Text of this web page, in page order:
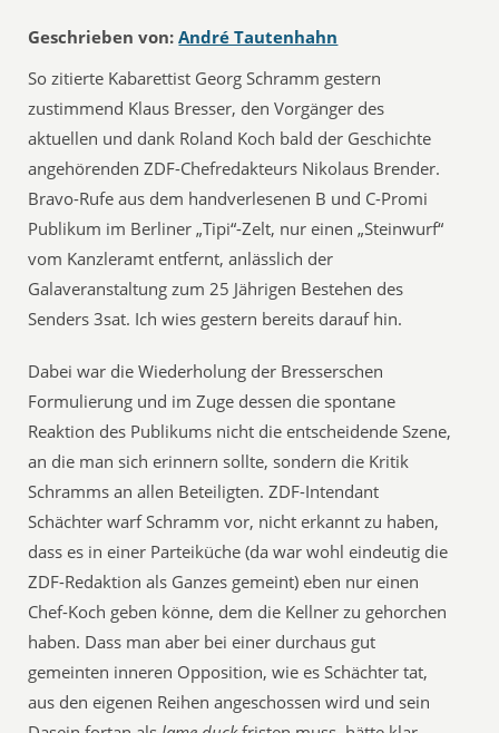
Geschrieben von: André Tautenhahn
So zitierte Kabarettist Georg Schramm gestern
zustimmend Klaus Bresser, den Vorgänger des
aktuellen und dank Roland Koch bald der Geschichte
angehörenden ZDF-Chefredakteurs Nikolaus Brender.
Bravo-Rufe aus dem handverlesenen B und C-Promi
Publikum im Berliner „Tipi“-Zelt, nur einen „Steinwurf“
vom Kanzleramt entfernt, anlässlich der
Galaveranstaltung zum 25 Jährigen Bestehen des
Senders 3sat. Ich wies gestern bereits darauf hin.
Dabei war die Wiederholung der Bresserschen
Formulierung und im Zuge dessen die spontane
Reaktion des Publikums nicht die entscheidende Szene,
an die man sich erinnern sollte, sondern die Kritik
Schramms an allen Beteiligten. ZDF-Intendant
Schächter warf Schramm vor, nicht erkannt zu haben,
dass es in einer Parteiküche (da war wohl eindeutig die
ZDF-Redaktion als Ganzes gemeint) eben nur einen
Chef-Koch geben könne, dem die Kellner zu gehorchen
haben. Dass man aber bei einer durchaus gut
gemeinten inneren Opposition, wie es Schächter tat,
aus den eigenen Reihen angeschossen wird und sein